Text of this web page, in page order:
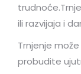
ili razvijaja i
Trnjenje
probudite